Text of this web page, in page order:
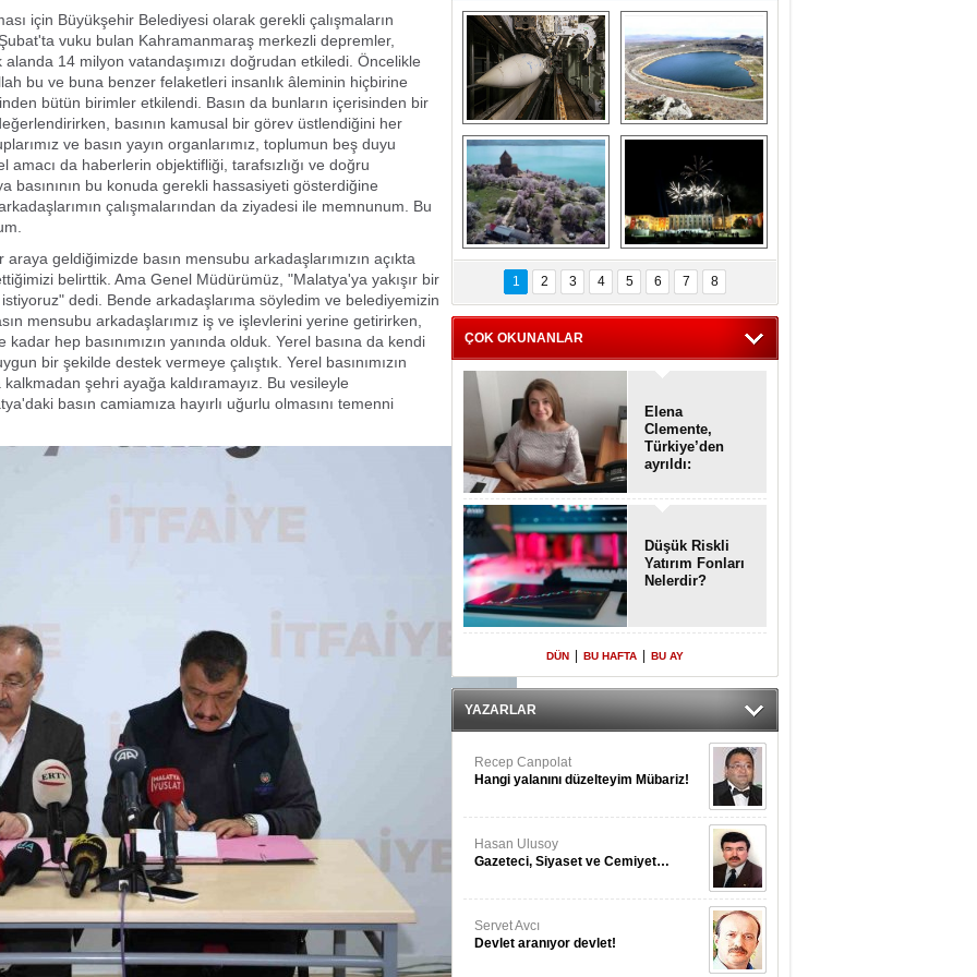
için Büyükşehir Belediyesi olarak gerekli çalışmaların
vuku bulan Kahramanmaraş merkezli depremler,
14 milyon vatandaşımızı doğrudan etkiledi. Öncelikle
bu ve buna benzer felaketleri insanlık âleminin hiçbirine
bütün birimler etkilendi. Basın da bunların içerisinden bir
basının kamusal bir görev üstlendiğini her
ve basın yayın organlarımız, toplumun beş duyu
amacı da haberlerin objektifliği, tarafsızlığı ve doğru
basınının bu konuda gerekli hassasiyeti gösterdiğine
çalışmalarından da ziyadesi ile memnunum. Bu
geldiğimizde basın mensubu arkadaşlarımızın açıkta
belirttik. Ama Genel Müdürümüz, "Malatya'ya yakışır bir
dedi. Bende arkadaşlarıma söyledim ve belediyemizin
mensubu arkadaşlarımız iş ve işlevlerini yerine getirirken,
hep basınımızın yanında olduk. Yerel basına da kendi
bir şekilde destek vermeye çalıştık. Yerel basınımızın
şehri ayağa kaldıramayız. Bu vesileyle
basın camiamıza hayırlı uğurlu olmasını temenni
Askeri gemi
mezarlığındaki terk
edilmiş gemilerin
etkileyici
görüntüleri
Kapadokya'nın
ilkbaharda bir başka
güzel
Ziyaretçisiz kalan
Akdamar Adası
badem çiçekleri ile
görsel bir güzellik
Haftanın
fotoğrafları
1 2 3 4 5 6 7 8
ÇOK OKUNANLAR
Elena
Clemente,
Türkiye’den
ayrıldı:
Enkaz!
Düşük Riskli
Yatırım Fonları
Nelerdir?
DÜN BU HAFTA BU AY
YAZARLAR
Recep Canpolat
Hangi yalanını düzelteyim Mübariz!
Hasan Ulusoy
Gazeteci, Siyaset ve Cemiyet…
Servet Avcı
Devlet aranıyor devlet!